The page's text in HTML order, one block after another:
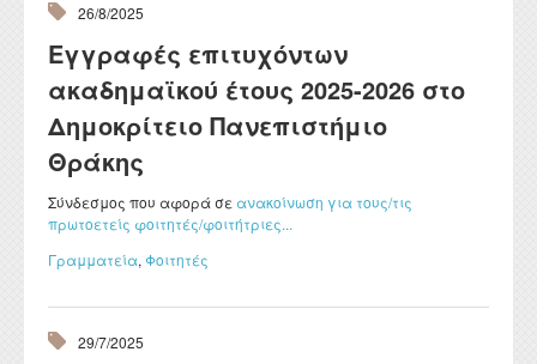
26/8/2025
Εγγραφές επιτυχόντων
ακαδημαϊκού έτους 2025-2026 στο
Δημοκρίτειο Πανεπιστήμιο
Θράκης
Σύνδεσμος που αφορά σε ανακοίνωση για τους/τις
πρωτοετείς φοιτητές/φοιτήτριες...
Γραμματεία, Φοιτητές
29/7/2025